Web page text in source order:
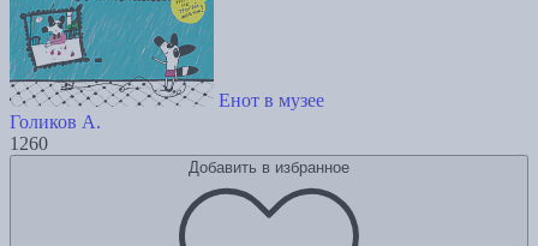
Енот в музее
Голиков А.
1260
Добавить в избранное